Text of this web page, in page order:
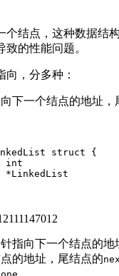
个结点，这种数据结
的性能问题。
，分多种：
下一个结点的地址，
struct {
int
*LinkedList
指向下一个结点的地
的地址，尾结点的